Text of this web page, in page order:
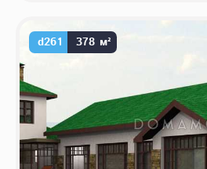
d261 378 м²